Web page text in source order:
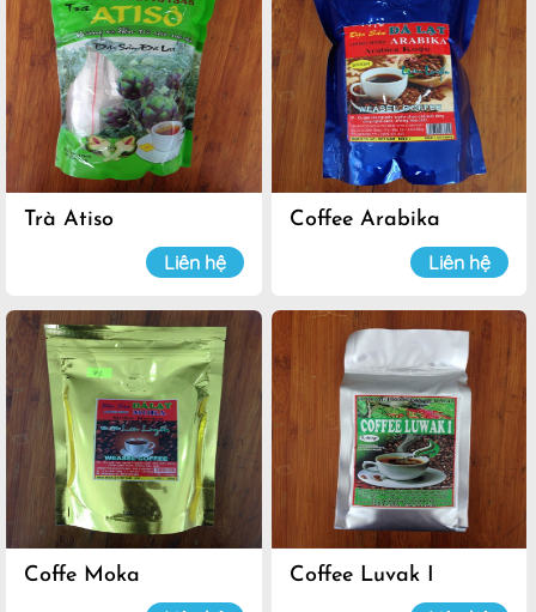
Trà Atiso
Liên hệ
Coffee Arabika
Liên hệ
Coffe Moka Coffee Luvak I